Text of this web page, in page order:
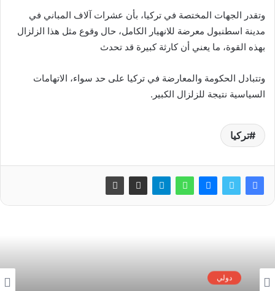
وتقدر الجهات المختصة في تركيا، بأن عشرات آلاف المباني في
مدينة اسطنبول معرضة للانهيار الكامل، حال وقوع مثل هذا الزلزال
بهذه القوة، ما يعني أن كارثة كبيرة قد تحدث
وتتبادل الحكومة والمعارضة في تركيا على حد سواء، الاتهامات
السياسية نتيجة للزلزال الكبير.
تركيا
دولي